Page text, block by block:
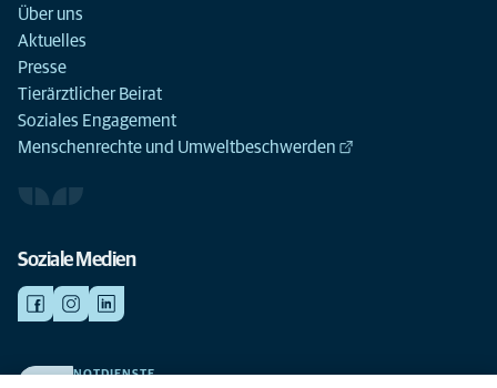
Über uns
Aktuelles
Presse
Tierärztlicher Beirat
Soziales Engagement
Menschenrechte und Umweltbeschwerden
Soziale Medien
NOTDIENSTE